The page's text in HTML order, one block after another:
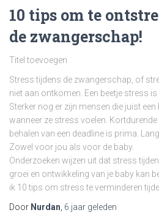
10 tips om te
de zwangerschap!
Titel toevoegen
Stress tijdens de zwangerschap, of
niet aan ontkomen. Een beetje stress
Sterker nog er zijn mensen die juist
wanneer ze stress voelen.
behalen van een deadline is prima.
Zowel voor jou als voor de baby.
Onderzoeken wijzen uit dat stress
groei en ontwikkeling van je baby kan
ik 10 tips om stress te verminderen
Door Nurdan 6 jaar geleden